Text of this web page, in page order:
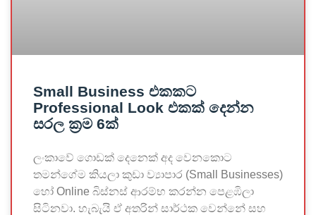
Small Business එකකට
Professional Look එකක් දෙන්න
සරල ක්‍රම 6ක්
ලංකාවේ ගොඩක් දෙනෙක් අද වෙනකොට
තමන්ගේම කියලා කුඩා ව්‍යාපාර (Small Businesses)
හෝ Online බිස්නස් ආරම්භ කරන්න පෙළඹිලා
සිටිනවා. හැබැයි ඒ අතරින් සාර්ථක වෙන්නේ සහ